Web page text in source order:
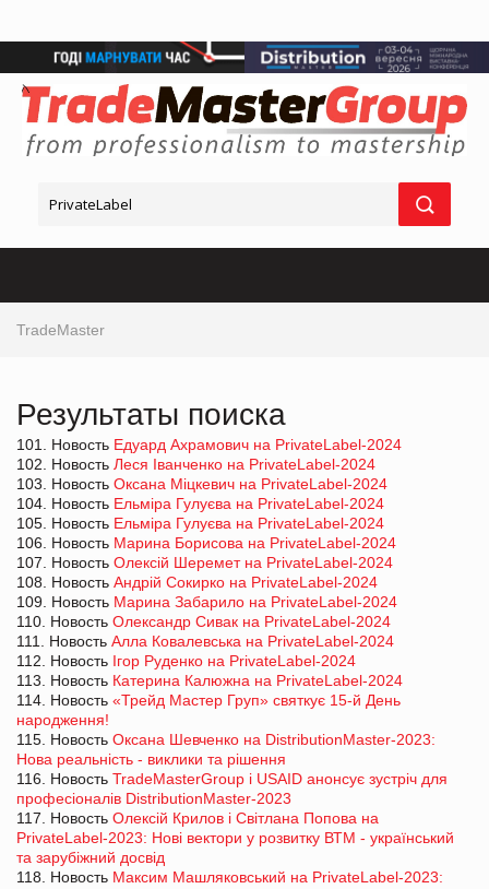
TradeMaster
Результаты поиска
101. Новость Едуард Ахрамович на PrivateLabel-2024
102. Новость Леся Іванченко на PrivateLabel-2024
103. Новость Оксана Міцкевич на PrivateLabel-2024
104. Новость Ельміра Гулуєва на PrivateLabel-2024
105. Новость Ельміра Гулуєва на PrivateLabel-2024
106. Новость Марина Борисова на PrivateLabel-2024
107. Новость Олексій Шеремет на PrivateLabel-2024
108. Новость Андрій Сокирко на PrivateLabel-2024
109. Новость Марина Забарило на PrivateLabel-2024
110. Новость Олександр Сивак на PrivateLabel-2024
111. Новость Алла Ковалевська на PrivateLabel-2024
112. Новость Ігор Руденко на PrivateLabel-2024
113. Новость Катерина Калюжна на PrivateLabel-2024
114. Новость «Трейд Мастер Груп» святкує 15-й День
народження!
115. Новость Оксана Шевченко на DistributionMaster-2023:
Нова реальність - виклики та рішення
116. Новость TradeMasterGroup і USAID анонсує зустріч для
професіоналів DistributionMaster-2023
117. Новость Олексій Крилов і Світлана Попова на
PrivateLabel-2023: Нові вектори у розвитку ВТМ - український
та зарубіжний досвід
118. Новость Максим Машляковський на PrivateLabel-2023: